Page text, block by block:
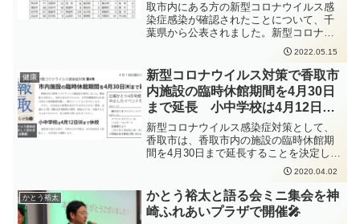
取市内にある方の新型コロナウイルス感
染症感染が確認されたことについて、千
葉県から公表されました。新型コロナウ
イルス感染症の感染拡大防止のため、手
洗いの徹底、人と人との距離をできるだ
け2m以上（最低1m以上）取ること、会
話をするときはマスクを着用すること、
密集・密接・密閉を避けることなどの感
染症対策をしっかりと行っていただくよ
う、お願いいたします。
2022.05.15
健康
新型コロナウイルス対策で香取市
内施設の臨時休館期間を4月30日
まで延長 小中学校は4月12日ま
で休校
新型コロナウイルス感染症対策として、
香取市は、香取市内の施設の臨時休館期
間を4月30日まで延長することを決定しま
した。また、小中学校は4月12日まで休校
が延長されることになりました。詳細は
広報香取お知らせ版新型コロナウイルス
感染症対策第4号や、香取市ホームページ
をご覧ください。
2020.04.02
かとう裕太
かとう裕太と語る会ミニ集会を神
崎ふれあいプラザで開催🎤